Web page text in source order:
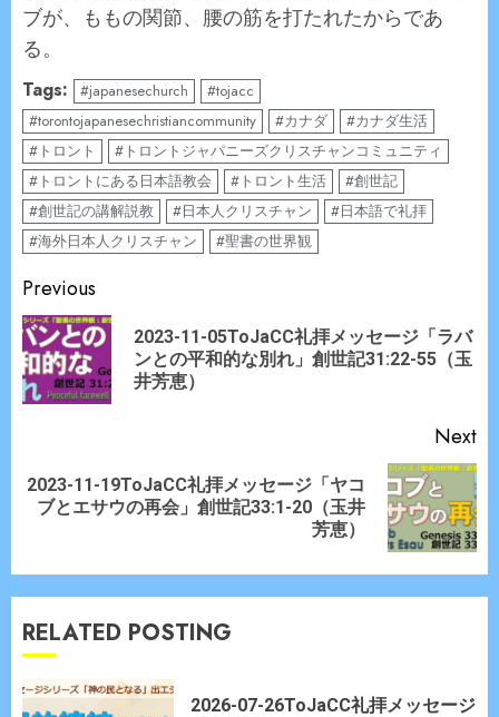
ブが、ももの関節、腰の筋を打たれたからであ
る。
Tags: #japanesechurch
#tojacc
#torontojapanesechristiancommunity
#カナダ
#カナダ生活
#トロント
#トロントジャパニーズクリスチャンコミュニティ
#トロントにある日本語教会
#トロント生活
#創世記
#創世記の講解説教
#日本人クリスチャン
#日本語で礼拝
#海外日本人クリスチャン
#聖書の世界観
Continue
Reading
Previous
2023-11-05ToJaCC礼拝メッセージ「ラバ
ンとの平和的な別れ」創世記31:22-55（玉
井芳恵）
Next
Next
2023-11-19ToJaCC礼拝メッセージ「ヤコ
ブとエサウの再会」創世記33:1-20（玉井
芳恵）
RELATED POSTING
2026-07-26ToJaCC礼拝メッセージ